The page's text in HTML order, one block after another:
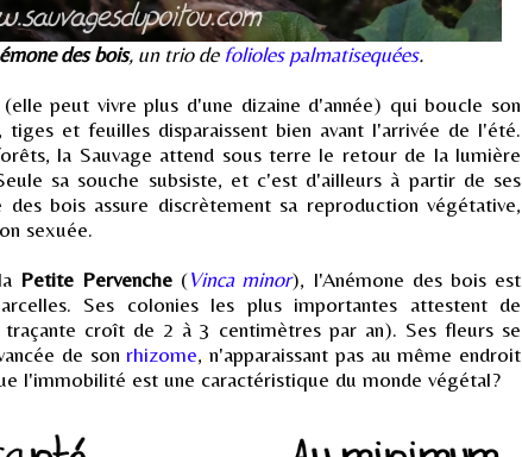
des bois, un trio de folioles palmatisequées.
(elle peut vivre plus d'une dizaine d'année) qui boucle son
et feuilles disparaissent bien avant l'arrivée de l'été.
la Sauvage attend sous terre le retour de la lumière
sa souche subsiste, et c'est d'ailleurs à partir de ses
bois assure discrètement sa reproduction végétative,
sexuée.
Petite Pervenche (Vinca minor), l'Anémone des bois est
Ses colonies les plus importantes attestent de
croît de 2 à 3 centimètres par an). Ses fleurs se
de son rhizome, n'apparaissant pas au même endroit
l'immobilité est une caractéristique du monde végétal?